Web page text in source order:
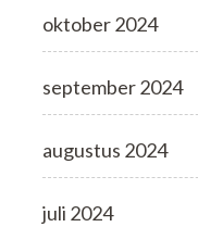
oktober 2024
september 2024
augustus 2024
juli 2024